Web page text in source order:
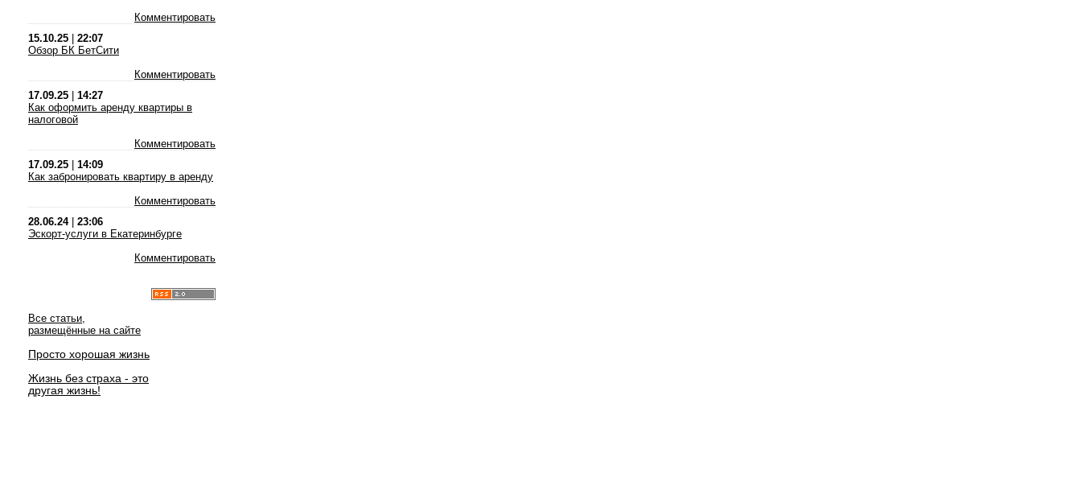
Комментировать
15.10.25
22:07
Обзор БК БетСити
Комментировать
17.09.25
14:27
Как оформить аренду квартиры в
налоговой
Комментировать
17.09.25
14:09
Как забронировать квартиру в аренду
Комментировать
28.06.24| 23:06
Эскорт-услуги в Екатеринбурге
Комментировать
Все статьи,
размещённые на сайте
Просто хорошая жизнь
Жизнь без страха - это
другая жизнь!